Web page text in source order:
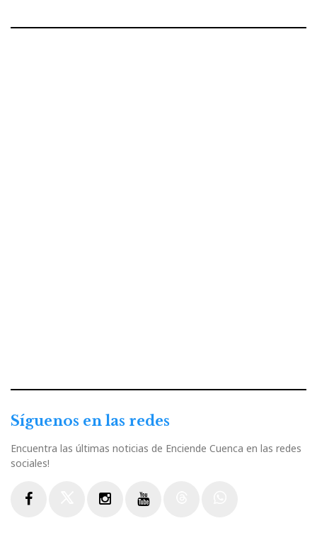
Síguenos en las redes
Encuentra las últimas noticias de Enciende Cuenca en las redes
sociales!